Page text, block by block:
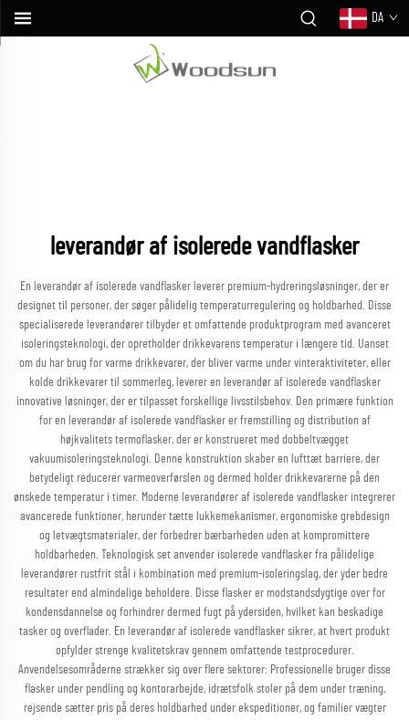
DA
leverandør af isolerede vandflasker
En leverandør af isolerede vandflasker leverer premium-hydreringsløsninger, der er
designet til personer, der søger pålidelig temperaturregulering og holdbarhed. Disse
specialiserede leverandører tilbyder et omfattende produktprogram med avanceret
isoleringsteknologi, der opretholder drikkevarens temperatur i længere tid. Uanset
om du har brug for varme drikkevarer, der bliver varme under vinteraktiviteter, eller
kolde drikkevarer til sommerleg, leverer en leverandør af isolerede vandflasker
innovative løsninger, der er tilpasset forskellige livsstilsbehov. Den primære funktion
for en leverandør af isolerede vandflasker er fremstilling og distribution af
højkvalitets termoflasker, der er konstrueret med dobbeltvægget
vakuumisoleringsteknologi. Denne konstruktion skaber en lufttæt barriere, der
betydeligt reducerer varmeoverførslen og dermed holder drikkevarerne på den
ønskede temperatur i timer. Moderne leverandører af isolerede vandflasker integrerer
avancerede funktioner, herunder tætte lukkemekanismer, ergonomiske grebdesign
og letvægtsmaterialer, der forbedrer bærbarheden uden at kompromittere
holdbarheden. Teknologisk set anvender isolerede vandflasker fra pålidelige
leverandører rustfrit stål i kombination med premium-isoleringslag, der yder bedre
resultater end almindelige beholdere. Disse flasker er modstandsdygtige over for
kondensdannelse og forhindrer dermed fugt på ydersiden, hvilket kan beskadige
tasker og overflader. En leverandør af isolerede vandflasker sikrer, at hvert produkt
opfylder strenge kvalitetskrav gennem omfattende testprocedurer.
Anvendelsesområderne strækker sig over flere sektorer: Professionelle bruger disse
flasker under pendling og kontorarbejde, idrætsfolk stoler på dem under træning,
rejsende sætter pris på deres holdbarhed under ekspeditioner, og familier vægter